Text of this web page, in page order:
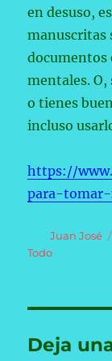
en desuso,
manuscritas
documentos
mentales.
o tienes
incluso
https://
para-
Autor
Juan José
Todo
Deja